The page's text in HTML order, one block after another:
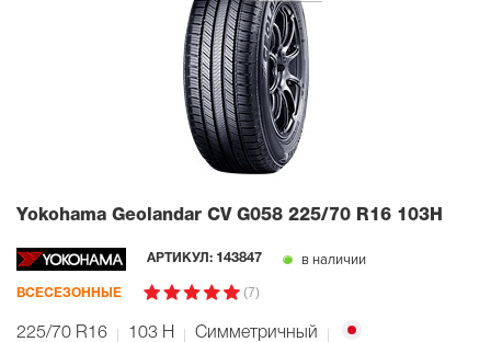
Yokohama Geolandar CV G058 225/70 R16 103H
АРТИКУЛ: 143847 в наличии
ВСЕСЕЗОННЫЕ (7)
225/70 R16 103 H Симметричный